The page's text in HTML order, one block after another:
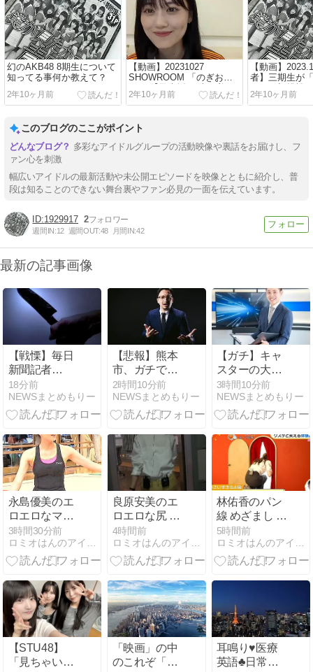
幻のAKB48 8期生について
知ってる事何か教えて？
2年10ヶ月前
【動画】20231027
SHOWROOM 「のぎおび
⊿」 【乃木坂46 山下美
月】
2年10ヶ月前
【動画】
者】三期生が
ム」に初挑戦
も！？ ／ 櫻坂
2年10ヶ月前
このブログのここがポイント
多彩なアイドルグループの活動映像や裏話をお届けし、フ
ァン心を刺激
幅広いアイドルの最新活動や未公開エピソードを映像とともに紹介し、普
段は知ることのできない舞台裏やファン必見の一面を伝えています。
1929917 2
週間IN:12 週間OUT:48 月間IN:42
最新の記事画像
【戦慄】毎日
新聞記者
（47）、ペン
ではなく「包
丁」を握って
果・・・・・
18分前
NEWSまとめもりー
【悲報】熊本
市、ガチでや
らかしてしま
う・・・・
2時間10分前
NEWSまとめもりー
【ガチ】キャ
スターの大越
健介、高市首
相に『爆弾発
言』をしてし
う！！！！！
3時間10分前
NEWSまとめもりー
永島優美のエ
ロエロなマン
スジ ２６０８
０８
3時間30分前
良原安美のエ
ロエロな尻 ２
６０８０８
4時間前
林佑香のパン
線 めざまし ２
６０８０７
5時間前
【STU48】
「見ちゃいけ
「映画」の中
のこれぞ「映
耳鳴り♥医療
英語♣日常会